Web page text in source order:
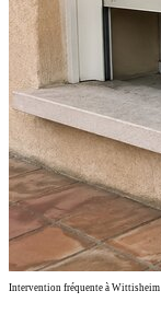
Intervention fréquente à Wittisheim